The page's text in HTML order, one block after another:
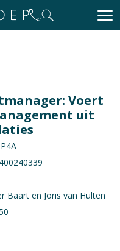
Voert
uit
Baart en Joris van Hulten